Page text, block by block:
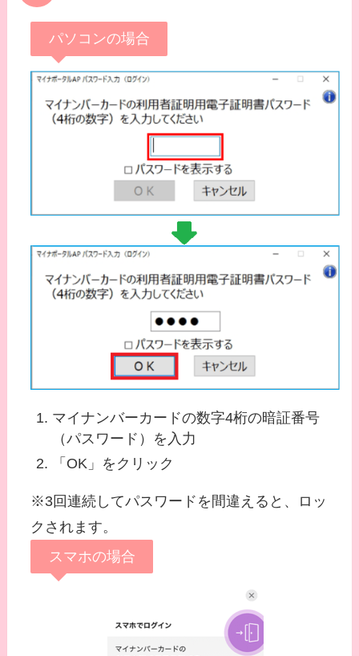
パソコンの場合
マイナンバーカードの数字4桁の暗証番号
（パスワード）を入力
「OK」をクリック
※3回連続してパスワードを間違えると、ロッ
クされます。
スマホの場合